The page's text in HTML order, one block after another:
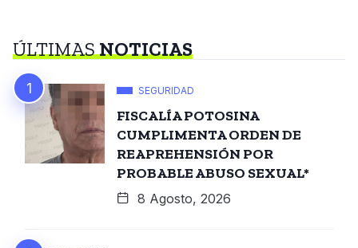
ÚLTIMASNOTICIAS
SEGURIDAD
FISCALÍA POTOSINA
CUMPLIMENTA ORDEN DE
REAPREHENSIÓN POR
PROBABLE ABUSO SEXUAL*
8 Agosto, 2026